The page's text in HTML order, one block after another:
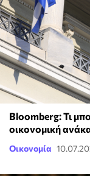
Bloomberg: Τι
οικονομική
Οικονομία